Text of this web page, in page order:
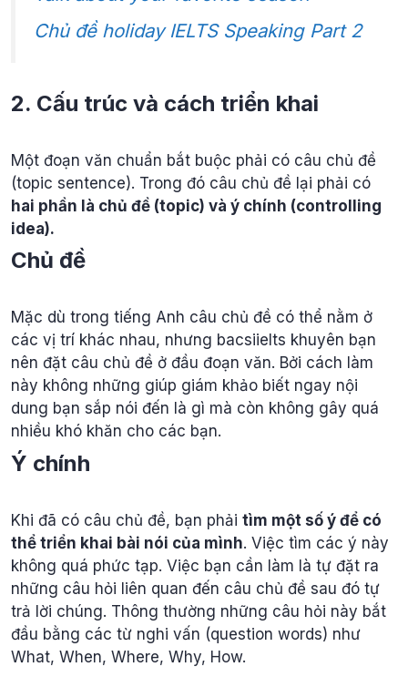
Chủ đề holiday IELTS Speaking Part 2
2. Cấu trúc và cách triển khai
Một đoạn văn chuẩn bắt buộc phải có câu chủ đề
(topic sentence). Trong đó câu chủ đề lại phải có
hai phần là chủ đề (topic) và ý chính (controlling
idea).
Chủ đề
Mặc dù trong tiếng Anh câu chủ đề có thể nằm ở
các vị trí khác nhau, nhưng bacsiielts khuyên bạn
nên đặt câu chủ đề ở đầu đoạn văn. Bởi cách làm
này không những giúp giám khảo biết ngay nội
dung bạn sắp nói đến là gì mà còn không gây quá
nhiều khó khăn cho các bạn.
Ý chính
Khi đã có câu chủ đề, bạn phải tìm một số ý để có
thể triển khai bài nói của mình. Việc tìm các ý này
không quá phức tạp. Việc bạn cần làm là tự đặt ra
những câu hỏi liên quan đến câu chủ đề sau đó tự
trả lời chúng. Thông thường những câu hỏi này bắt
đầu bằng các từ nghi vấn (question words) như
What, When, Where, Why, How.